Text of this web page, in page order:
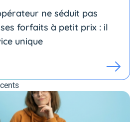
ne séduit pas
forfaits à petit prix : il
unique